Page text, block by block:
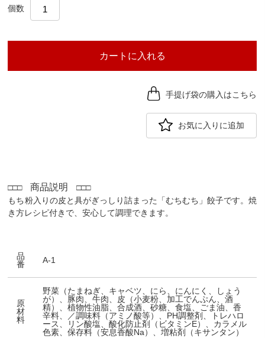
個数
カートに入れる
手提げ袋の購入はこちら
お気に入りに追加
□□□ 商品説明
□□□
もち粉入りの皮と具がぎっしり詰まった「むちむち」餃子です。焼
き方レシピ付きで、安心して調理できます。
品
番
A-1
原
材
料
野菜（たまねぎ、キャベツ、にら、にんにく、しょう
が）、豚肉、牛肉、皮（小麦粉、加工でんぷん、酒
精）、植物性油脂、合成酒、砂糖、食塩、ごま油、香
辛料、／調味料（アミノ酸等）、PH調整剤、トレハロ
ース、リン酸塩、酸化防止剤（ビタミンE）、カラメル
色素、保存料（安息香酸Na）、増粘剤（キサンタン）